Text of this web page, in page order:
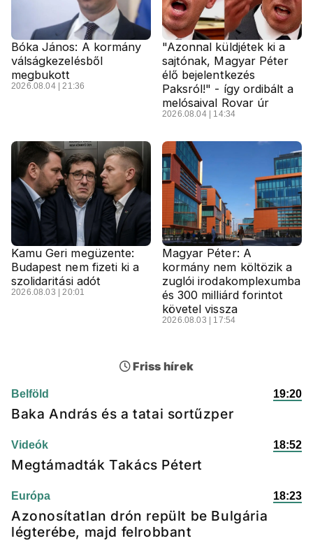
Bóka János: A kormány
válságkezelésből
megbukott
2026.08.04 | 21:36
"Azonnal küldjétek ki a
sajtónak, Magyar Péter
élő bejelentkezés
Paksról!" - így ordibált a
melósaival Rovar úr
2026.08.04 | 14:34
Kamu Geri megüzente:
Budapest nem fizeti ki a
szolidaritási adót
2026.08.03 | 20:01
Magyar Péter: A
kormány nem költözik a
zuglói irodakomplexumba
és 300 milliárd forintot
követel vissza
2026.08.03 | 17:54
Friss hírek
Belföld 19:20
Baka András és a tatai sortűzper
Videók 18:52
Megtámadták Takács Pétert
Európa 18:23
Azonosítatlan drón repült be Bulgária
légterébe, majd felrobbant